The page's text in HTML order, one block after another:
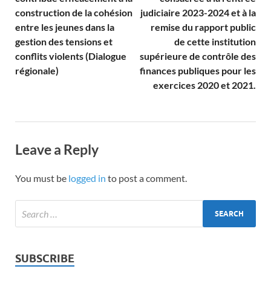
construction de la cohésion
entre les jeunes dans la
gestion des tensions et
conflits violents (Dialogue
régionale)
judiciaire 2023-2024 et à la
remise du rapport public
de cette institution
supérieure de contrôle des
finances publiques pour les
exercices 2020 et 2021.
Leave a Reply
You must be logged in to post a comment.
SUBSCRIBE